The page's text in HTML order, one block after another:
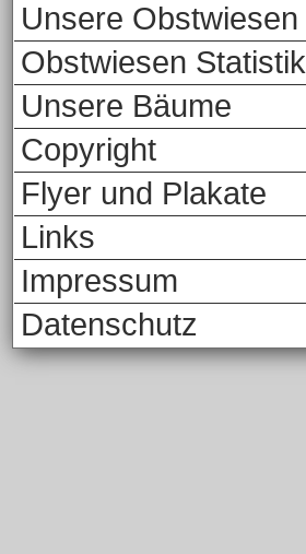
Unsere Obstwiesen
Obstwiesen Statistik
Unsere Bäume
Copyright
Flyer und Plakate
Links
Impressum
Datenschutz